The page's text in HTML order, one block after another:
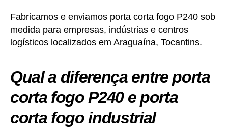
Fabricamos e enviamos porta corta fogo P240 sob
medida para empresas, indústrias e centros
logísticos localizados em Araguaína, Tocantins.
Qual a diferença entre porta
corta fogo P240 e porta
corta fogo industrial